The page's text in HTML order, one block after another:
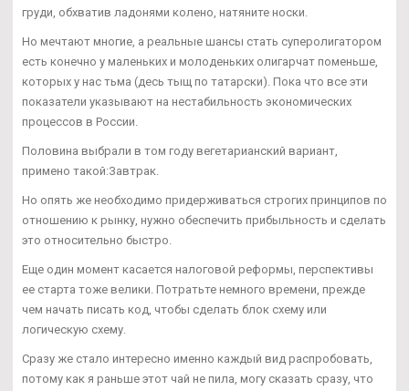
груди, обхватив ладонями колено, натяните носки.
Но мечтают многие, а реальные шансы стать суперолигатором
есть конечно у маленьких и молоденьких олигарчат поменьше,
которых у нас тьма (десь тыщ по татарски). Пока что все эти
показатели указывают на нестабильность экономических
процессов в России.
Половина выбрали в том году вегетарианский вариант,
примено такой:Завтрак.
Но опять же необходимо придерживаться строгих принципов по
отношению к рынку, нужно обеспечить прибыльность и сделать
это относительно быстро.
Еще один момент касается налоговой реформы, перспективы
ее старта тоже велики. Потратьте немного времени, прежде
чем начать писать код, чтобы сделать блок схему или
логическую схему.
Сразу же стало интересно именно каждый вид распробовать,
потому как я раньше этот чай не пила, могу сказать сразу, что